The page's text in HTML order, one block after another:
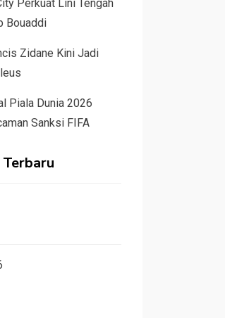
Perkuat Lini Tengah
Bouaddi
Zidane Kini Jadi
Piala Dunia 2026
Sanksi FIFA